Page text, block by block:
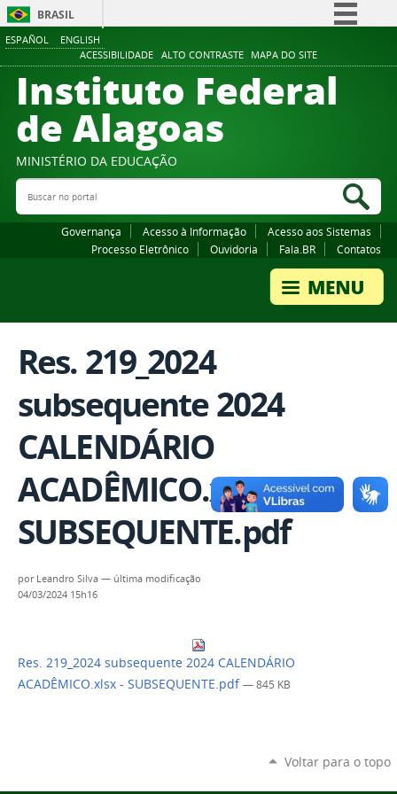
ESPAÑOL ENGLISH
ACESSIBILIDADE ALTO CONTRASTE MAPA DO SITE
BRASIL
Comunica BR
Participe
Canais
Instituto Federal
de Alagoas
MINISTÉRIO DA EDUCAÇÃO
Buscar no portal
Governança Acesso à Informação
Acesso aos Sistemas
Processo Eletrônico
Ouvidoria Fala.BR Contatos
Res. 219_2024
subsequente 2024
CALENDÁRIO
ACADÊMICO.xlsx -
SUBSEQUENTE.pdf
por Leandro Silva — última modificação
04/03/2024 15h16
Res. 219_2024 subsequente 2024 CALENDÁRIO
ACADÊMICO.xlsx - SUBSEQUENTE.pdf — 845 KB
Voltar para o topo